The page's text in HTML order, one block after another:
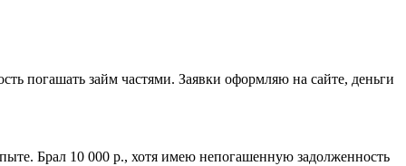
погашать займ частями. Заявки оформляю на сайте, деньги
Брал 10 000 р., хотя имею непогашенную задолженность